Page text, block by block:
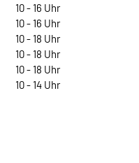
10 - 16 Uhr
10 - 16 Uhr
10 - 18 Uhr
10 - 18 Uhr
10 - 18 Uhr
10 - 14 Uhr